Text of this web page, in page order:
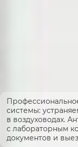
системы:
в воздуховодах.
с лабораторным
документов и